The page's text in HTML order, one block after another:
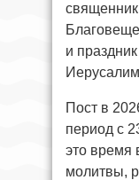
священник
и
Пост в
период с
это время
молитвы,